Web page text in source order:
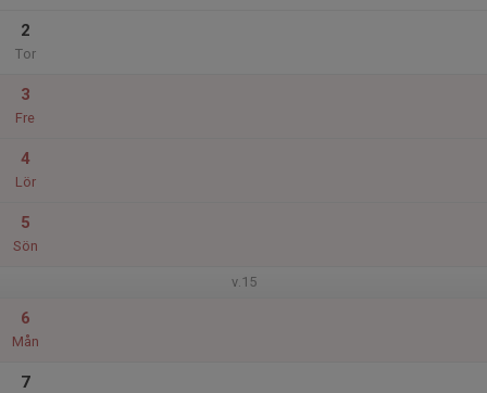
2
Tor
3
Fre
4
Lör
5
Sön
v.15
6
Mån
7